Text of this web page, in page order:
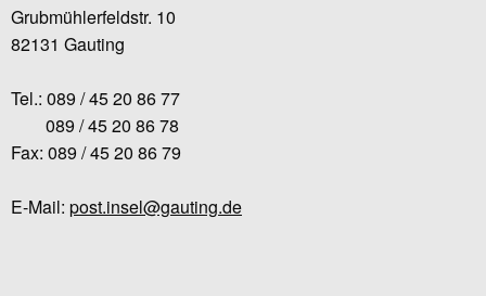
Grubmühlerfeldstr. 10
82131 Gauting
Tel.: 089 / 45 20 86 77
089 / 45 20 86 78
Fax: 089 / 45 20 86 79
E-Mail: post.insel@gauting.de